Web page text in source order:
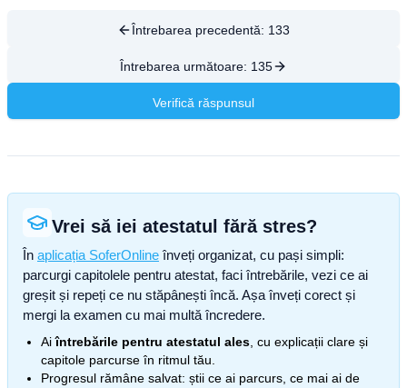
Întrebarea precedentă: 133
Întrebarea următoare: 135
Verifică răspunsul
Vrei să iei atestatul fără stres?
În aplicația SoferOnline înveți organizat, cu pași simpli:
parcurgi capitolele pentru atestat, faci întrebările, vezi ce ai
greșit și repeți ce nu stăpânești încă. Așa înveți corect și
mergi la examen cu mai multă încredere.
Aiîntrebările pentru atestatul ales , cu explicații clare și
capitole parcurse în ritmul tău.
Progresul rămâne salvat: știi ce ai parcurs, ce mai ai de